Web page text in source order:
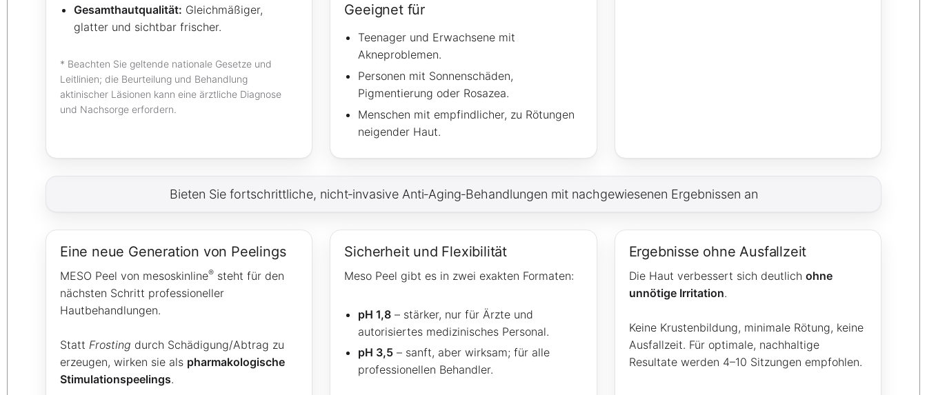
Gesamthautqualität: Gleichmäßiger,
glatter und sichtbar frischer.
* Beachten Sie geltende nationale Gesetze und
Leitlinien; die Beurteilung und Behandlung
aktinischer Läsionen kann eine ärztliche Diagnose
und Nachsorge erfordern.
Geeignet für
Teenager und Erwachsene mit
Akneproblemen.
Personen mit Sonnenschäden,
Pigmentierung oder Rosazea.
Menschen mit empfindlicher, zu Rötungen
neigender Haut.
Bieten Sie fortschrittliche, nicht‑invasive Anti‑Aging‑Behandlungen mit nachgewiesenen Ergebnissen an
Eine neue Generation von Peelings
MESO Peel von mesoskinline® steht für den
nächsten Schritt professioneller
Hautbehandlungen.
Statt Frosting durch Schädigung/Abtrag zu
erzeugen, wirken sie als pharmakologische
Stimulationspeelings.
Sicherheit und Flexibilität
Meso Peel gibt es in zwei exakten Formaten:
pH 1,8 – stärker, nur für Ärzte und
autorisiertes medizinisches Personal.
pH 3,5 – sanft, aber wirksam; für alle
professionellen Behandler.
Ergebnisse ohne Ausfallzeit
Die Haut verbessert sich deutlich ohne
unnötige Irritation.
Keine Krustenbildung, minimale Rötung, keine
Ausfallzeit. Für optimale, nachhaltige
Resultate werden 4–10 Sitzungen empfohlen.